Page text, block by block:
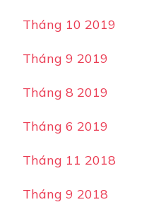
Tháng 10 2019
Tháng 9 2019
Tháng 8 2019
Tháng 6 2019
Tháng 11 2018
Tháng 9 2018